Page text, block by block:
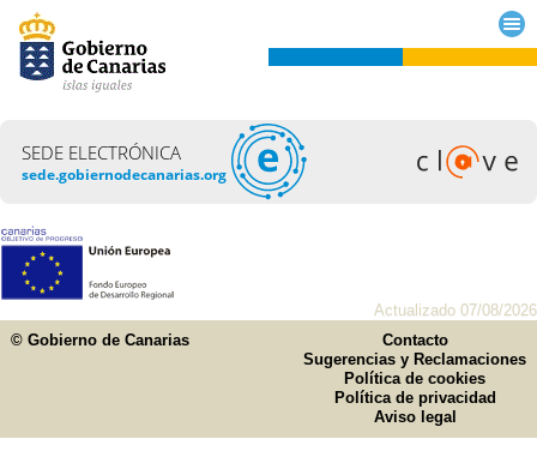
SEDE ELECTRÓNICA
sede.gobiernodecanarias.org
Actualizado 07/08/2026
© Gobierno de Canarias
Contacto
Sugerencias y Reclamaciones
Política de cookies
Política de privacidad
Aviso legal